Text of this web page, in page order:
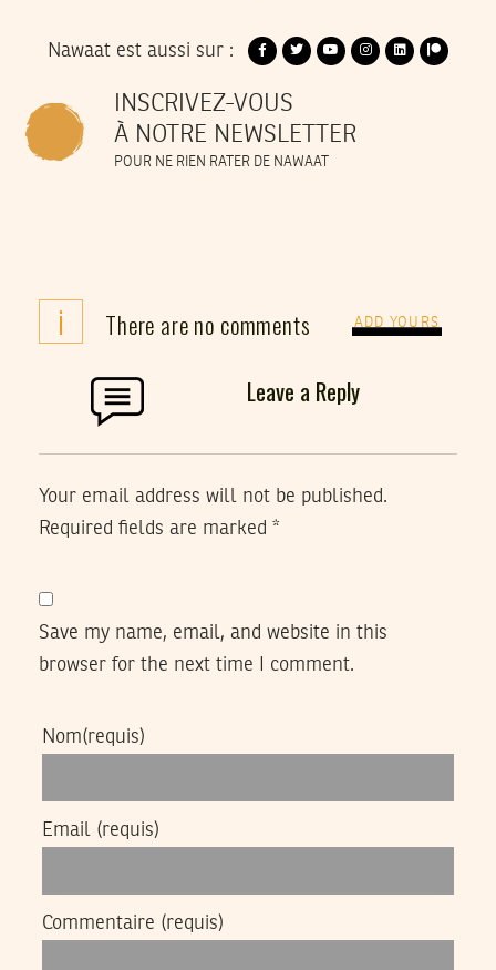
Nawaat est aussi sur :
INSCRIVEZ-VOUS
À NOTRE NEWSLETTER
POUR NE RIEN RATER DE NAWAAT
i There are no comments ADD YOURS
Leave a Reply
Your email address will not be published.
Required fields are marked *
Save my name, email, and website in this
browser for the next time I comment.
Nom(requis)
Email (requis)
Commentaire (requis)